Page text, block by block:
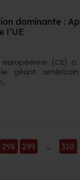
dominante :
l’UE
européenne (CE) a
géant
298 299 ... 310